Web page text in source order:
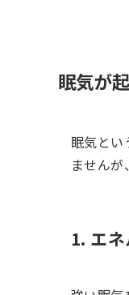
眠気が
眠気とい
ませんが
1. エ